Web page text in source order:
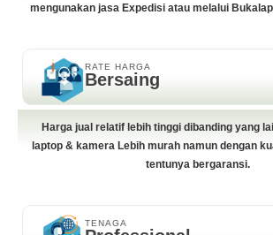
mengunakan jasa Expedisi atau melalui
RATE HARGA
Bersaing
Harga jual relatif lebih tinggi dibanding yang
laptop & kamera Lebih murah namun dengan
tentunya bergaransi.
TENAGA